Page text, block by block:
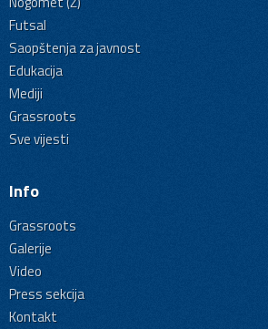
Futsal
Saopštenja za javnost
Edukacija
Mediji
Grassroots
Sve vijesti
Info
Grassroots
Galerije
Video
Press sekcija
Kontakt